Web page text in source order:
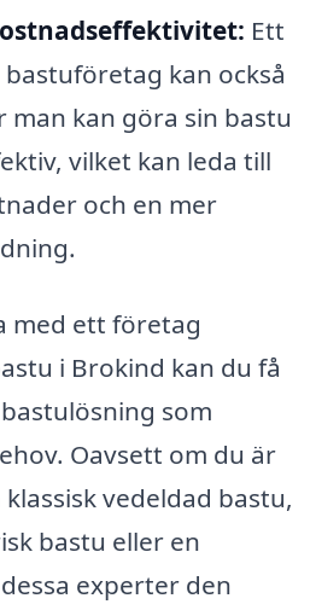
Ett
kan också
man kan göra sin bastu
vilket kan leda till
och en mer
med ett företag
i Brokind kan du få
som
Oavsett om du är
vedeldad bastu,
bastu eller en
experter den